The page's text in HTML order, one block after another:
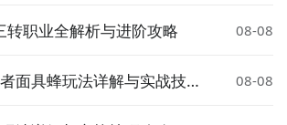
转职业全解析与进阶攻略 08-08
面具蜂玩法详解与实战技巧
08-08